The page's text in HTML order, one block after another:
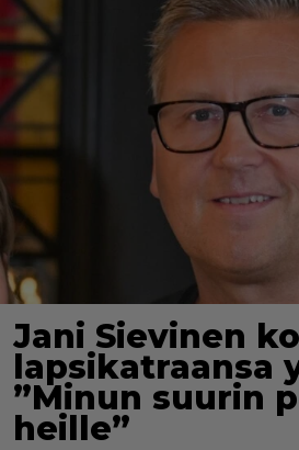
Jani Sievinen
lapsikatraansa
”Minun suurin
heille”